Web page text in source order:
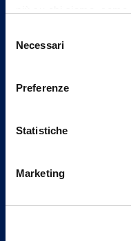
può trovare nel footer
delNecessari
Preferenze
Statistiche
Marketing
Vittoria Assicurazioni